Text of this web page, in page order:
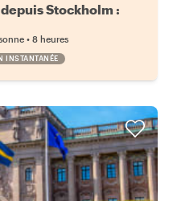
Stockholm :
• 8 heures
INSTANTANÉE